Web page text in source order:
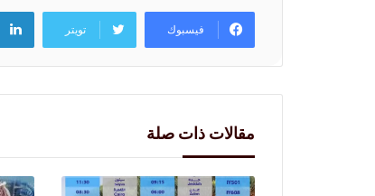
فيسبوك تويتر
مقالات ذات صلة